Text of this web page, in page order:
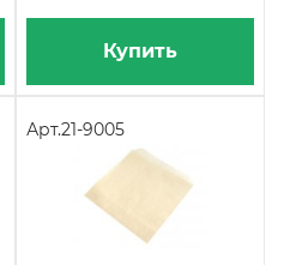
Купить
Арт.21-9005